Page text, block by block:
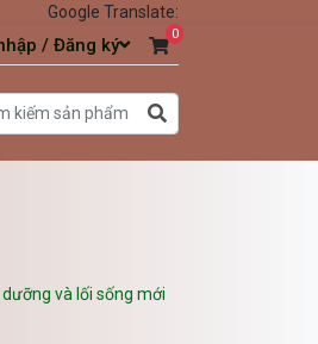
Google Translate:
/ Đăng ký
0
và lối sống mới